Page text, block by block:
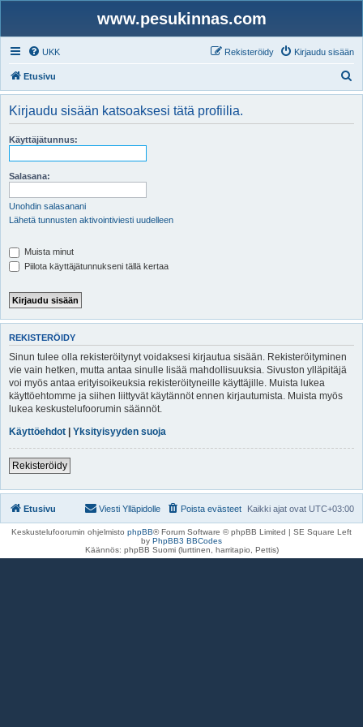
www.pesukinnas.com
UKK Kirjaudu sisään
Rekisteröidy
Etusivu
t
Kirjaudu sisään katsoaksesi tätä profiilia.
Käyttäjätunnus:
Salasana:
Unohdin salasanani
Lähetä tunnusten aktivointiviesti uudelleen
Muista minut
Piilota käyttäjätunnukseni tällä kertaa
REKISTERÖIDY
Sinun tulee olla rekisteröitynyt voidaksesi kirjautua sisään. Rekisteröityminen
vie vain hetken, mutta antaa sinulle lisää mahdollisuuksia. Sivuston ylläpitäjä
voi myös antaa erityisoikeuksia rekisteröityneille käyttäjille. Muista lukea
käyttöehtomme ja siihen liittyvät käytännöt ennen kirjautumista. Muista myös
lukea keskustelufoorumin säännöt.
Käyttöehdot | Yksityisyyden suoja
Rekisteröidy
Etusivu Kaikki ajat ovat UTC+03:00
Poista evästeet
Viesti Ylläpidolle
Keskustelufoorumin ohjelmisto phpBB® Forum Software © phpBB Limited | SE Square Left
by PhpBB3 BBCodes
Käännös: phpBB Suomi (lurttinen, harritapio, Pettis)